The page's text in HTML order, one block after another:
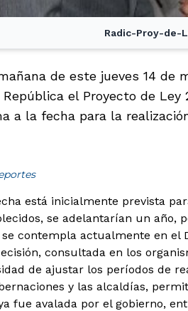
Radic-Proy-de-
de este jueves 14
el Proyecto de
a la fecha para la
está inicialmente prevista
se adelantarían un año,
contempla actualmente en el
consultada en los
de ajustar los períodos de
y las alcaldías,
fue avalada por el gobierno,